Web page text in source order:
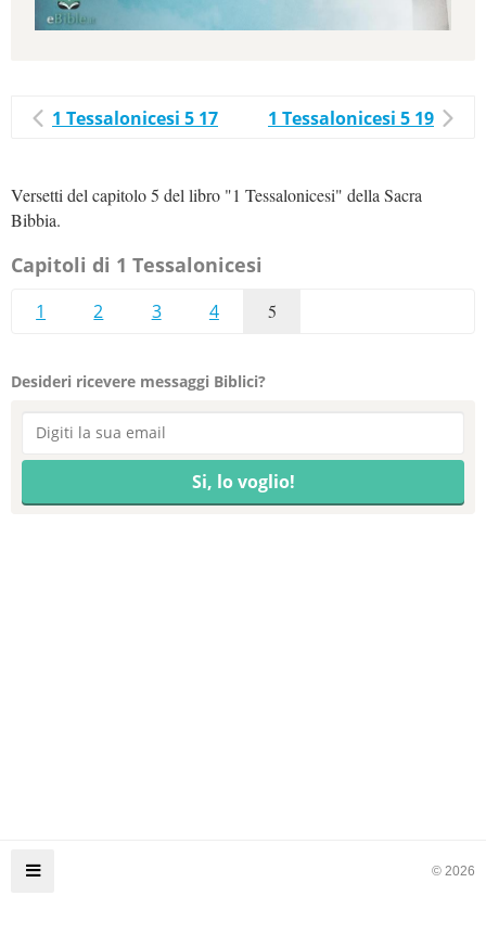
1 Tessalonicesi 5 17 1 Tessalonicesi 5 19
Versetti del capitolo 5 del libro "1 Tessalonicesi" della Sacra
Bibbia.
Capitoli di 1 Tessalonicesi
1 2 3 4 5
Desideri ricevere messaggi Biblici?
© 2026